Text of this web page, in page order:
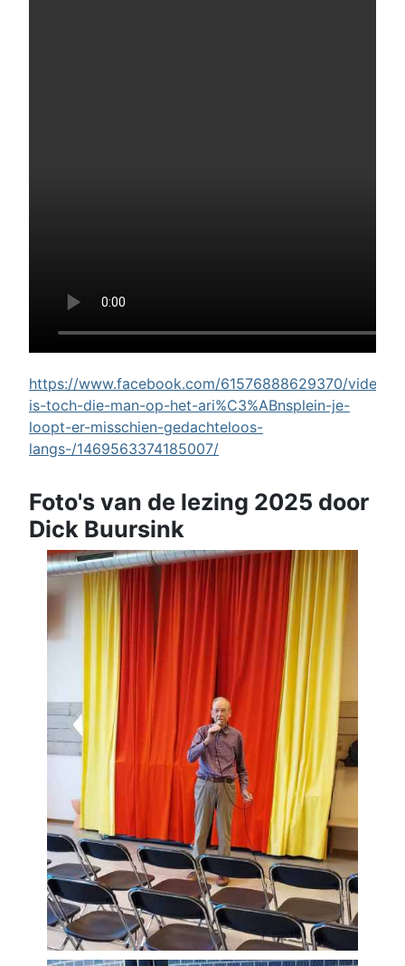
https://www.facebook.com/61576888629370/videos/
is-toch-die-man-op-het-ari%C3%ABnsplein-je-
loopt-er-misschien-gedachteloos-
langs-/1469563374185007/
Foto's van de lezing 2025 door
Dick Buursink